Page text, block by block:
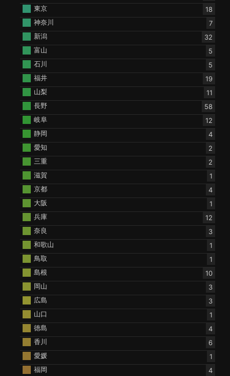
東京
18
神奈川
7
新潟
32
富山
5
石川
5
福井
19
山梨
11
長野
58
岐阜
12
静岡
4
愛知
2
三重
2
滋賀
1
京都
4
大阪
1
兵庫
12
奈良
3
和歌山
1
鳥取
1
島根
10
岡山
3
広島
3
山口
1
徳島
4
香川
6
愛媛
1
福岡
4